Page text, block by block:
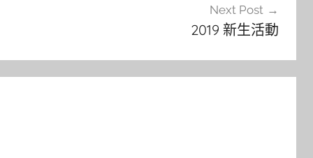
Next Post
2019 新生活動